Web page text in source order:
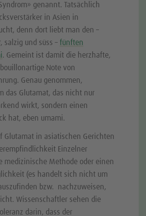
genannt. Tatsächlich
in Asien in
denn dort liebt man den –
salzig und süss – fünften
. Gemeint ist damit die herzhafte,
Note von
Genau genommen,
das Glutamat, das nicht nur
wirkt, sondern einen
hat, eben umami.
Glutamat in asiatischen Gerichten
Einzelner
medizinische Methode oder einen
(es handelt sich nicht um
bzw. nachzuweisen,
Wissenschaftler sehen die
darin, dass der